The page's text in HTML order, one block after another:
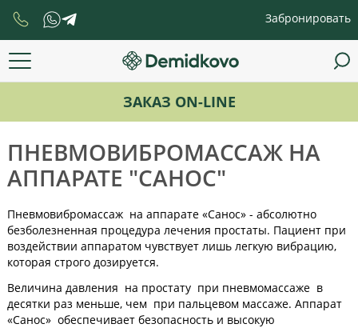
Забронировать
ЗАКАЗ ON-LINE
ПНЕВМОВИБРОМАССАЖ НА
АППАРАТЕ "САНОС"
Пневмовибромассаж на аппарате «Санос» - абсолютно
безболезненная процедура лечения простаты. Пациент при
воздействии аппаратом чувствует лишь легкую вибрацию,
которая строго дозируется.
Величина давления на простату при пневмомассаже в
десятки раз меньше, чем при пальцевом массаже. Аппарат
«Санос» обеспечивает безопасность и высокую